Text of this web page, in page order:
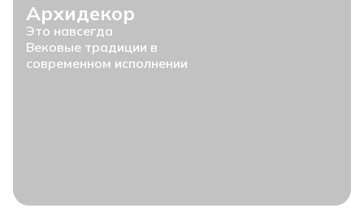
Архидекор
Это навсегда
Вековые традиции в
современном исполнении